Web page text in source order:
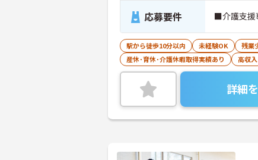
応募要件 ■介護支援
駅から徒歩10分以内 未経験OK 残業
産休･育休･介護休暇取得実績あり
高収入
詳細